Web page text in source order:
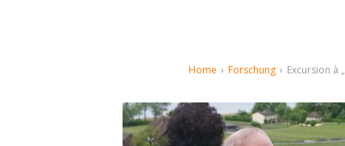
Home › Forschung › Excursion à